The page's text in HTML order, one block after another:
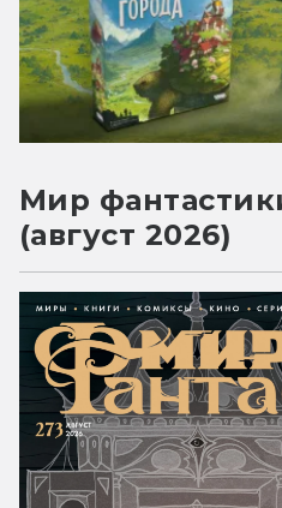
Мир
(август 2026)